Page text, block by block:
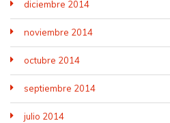
diciembre 2014
noviembre 2014
octubre 2014
septiembre 2014
julio 2014